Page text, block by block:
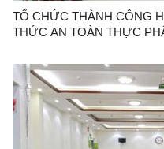
TỔ CHỨC THÀNH CÔNG
THỨC AN TOÀN THỰC
CHI LĂNG, GIẾNG VUÔNG